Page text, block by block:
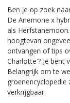
Ben je op zoek
De Anemone x
als
hoogtevan
ontvangen of tips
Charlotte'? Je bent
Belangrijk om te
verkrijgbaar.